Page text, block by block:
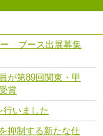
ー ブース出展募集
が第89回関東・甲
賞
行いました
抑制する新たな仕